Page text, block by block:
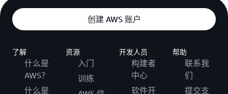
创建 AWS 账户
了解
什么是
AWS？
什么是
资源
入门
训练
开发人员
构建者
中心
软件开
帮助
联系我
们
提交支